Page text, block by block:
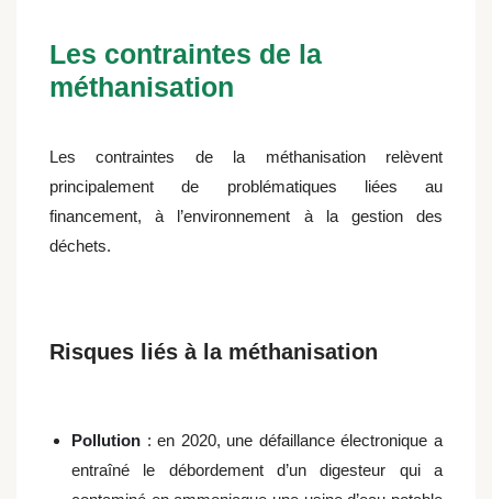
Les contraintes de la
méthanisation
Les contraintes de la méthanisation relèvent
principalement de problématiques liées au
financement, à l’environnement à la gestion des
déchets.
Risques liés à la méthanisation
Pollution : en 2020, une défaillance électronique a
entraîné le débordement d’un digesteur qui a